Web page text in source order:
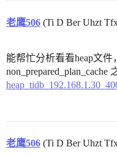
老鹰506 (Ti D Ber Uhzt
能帮忙分析看看heap文
老鹰506 (Ti D Ber Uhzt